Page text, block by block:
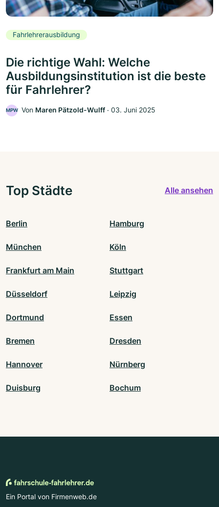
Fahrlehrerausbildung
Die richtige Wahl: Welche
Ausbildungsinstitution ist die beste
für Fahrlehrer?
MPW Von Maren Pätzold-Wulff ‧ 03. Juni 2025
Top Städte Alle ansehen
Berlin Hamburg
München Köln
Frankfurt am Main Stuttgart
Düsseldorf Leipzig
Dortmund Essen
Bremen Dresden
Hannover Nürnberg
Duisburg Bochum
Ein Portal von Firmenweb.de